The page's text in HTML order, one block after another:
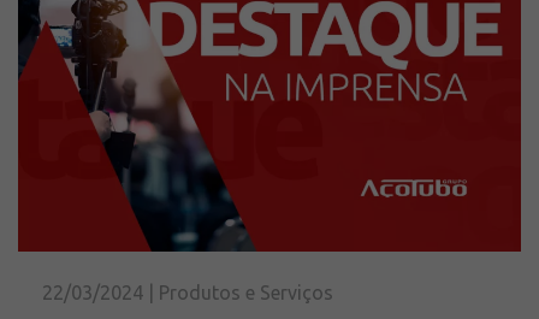
Soluções integradas
Incotep – Sistemas de Ancoragem
Calculadora
Download
Solicite um orçamento
Sobre a Açotubo
Planos de Financiamento
22/03/2024 | Produtos e Serviços